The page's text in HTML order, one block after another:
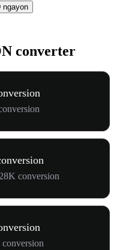
ngayon
converter
conversion